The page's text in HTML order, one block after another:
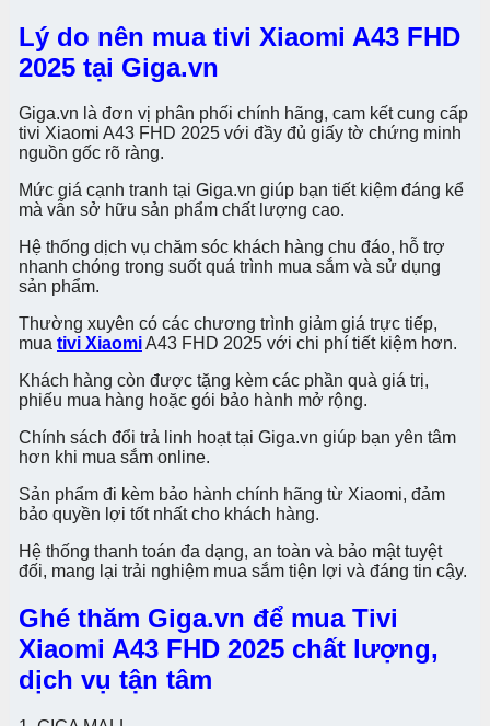
Lý do nên mua tivi Xiaomi A43 FHD
2025 tại Giga.vn
Giga.vn là đơn vị phân phối chính hãng, cam kết cung cấp
tivi Xiaomi A43 FHD 2025 với đầy đủ giấy tờ chứng minh
nguồn gốc rõ ràng.
Mức giá cạnh tranh tại Giga.vn giúp bạn tiết kiệm đáng kể
mà vẫn sở hữu sản phẩm chất lượng cao.
Hệ thống dịch vụ chăm sóc khách hàng chu đáo, hỗ trợ
nhanh chóng trong suốt quá trình mua sắm và sử dụng
sản phẩm.
Thường xuyên có các chương trình giảm giá trực tiếp,
mua tivi XiaomiA43 FHD 2025 với chi phí tiết kiệm hơn.
Khách hàng còn được tặng kèm các phần quà giá trị,
phiếu mua hàng hoặc gói bảo hành mở rộng.
Chính sách đổi trả linh hoạt tại Giga.vn giúp bạn yên tâm
hơn khi mua sắm online.
Sản phẩm đi kèm bảo hành chính hãng từ Xiaomi, đảm
bảo quyền lợi tốt nhất cho khách hàng.
Hệ thống thanh toán đa dạng, an toàn và bảo mật tuyệt
đối, mang lại trải nghiệm mua sắm tiện lợi và đáng tin cậy.
Ghé thăm Giga.vn để mua Tivi
Xiaomi A43 FHD 2025 chất lượng,
dịch vụ tận tâm